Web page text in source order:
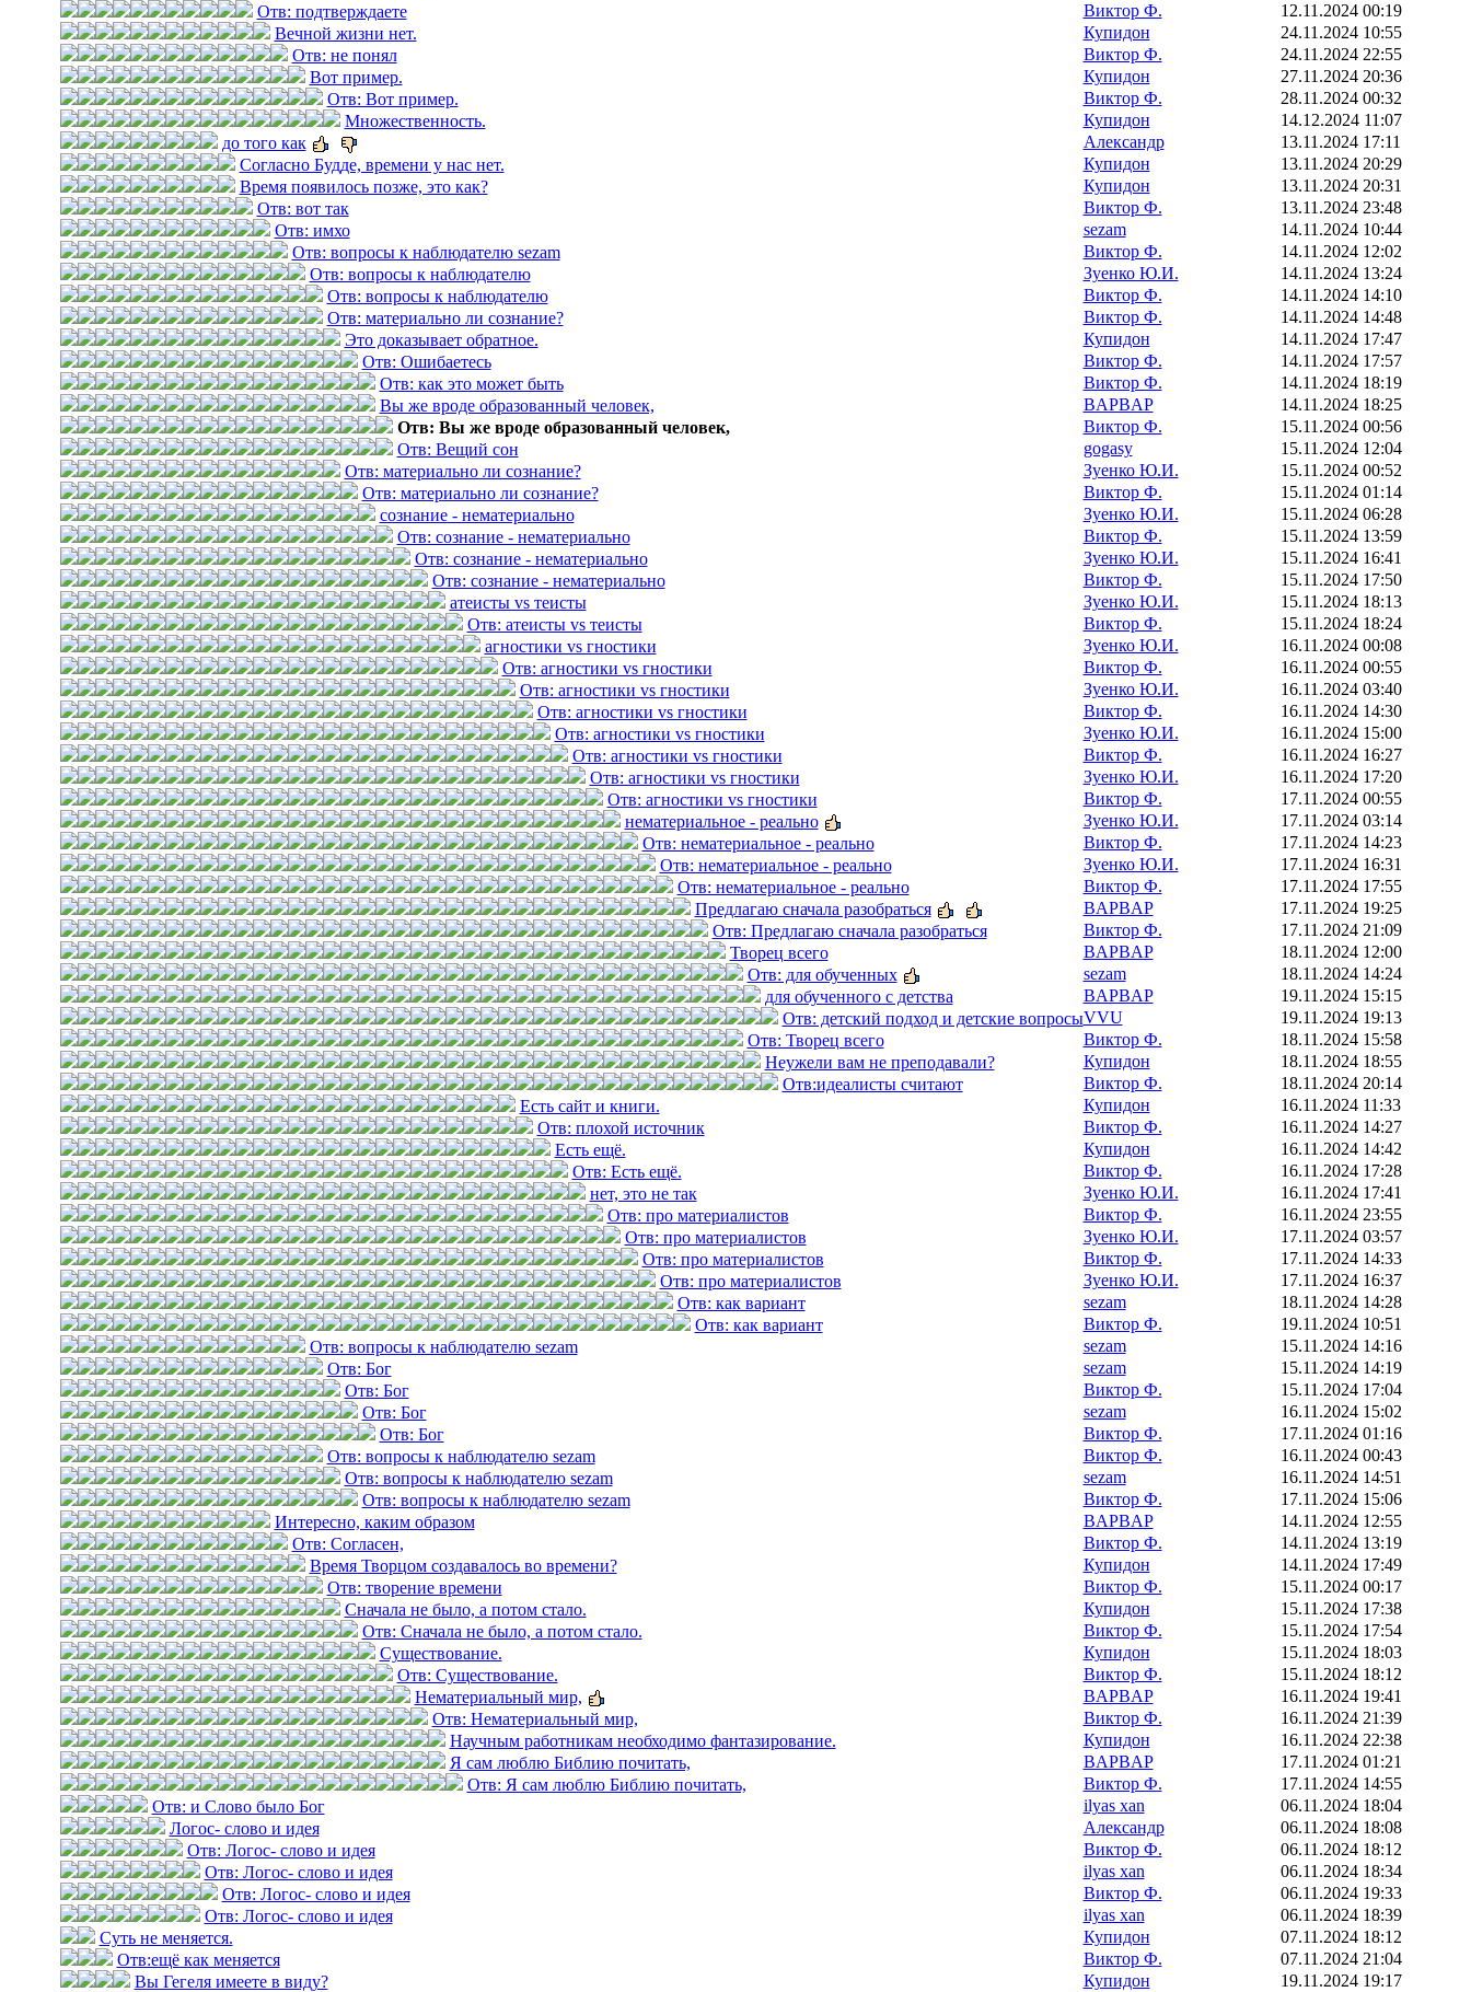
Отв: подтверждаете
Виктор Ф.
12.11.2024 00:19
Вечной жизни нет.
Купидон
24.11.2024 10:55
Отв: не понял
Виктор Ф.
24.11.2024 22:55
Вот пример.
Купидон
27.11.2024 20:36
Отв: Вот пример.
Виктор Ф.
28.11.2024 00:32
Множественность.
Купидон
14.12.2024 11:07
до того как
Александр
13.11.2024 17:11
Согласно Будде, времени у нас нет.
Купидон
13.11.2024 20:29
Время появилось позже, это как?
Купидон
13.11.2024 20:31
Отв: вот так
Виктор Ф.
13.11.2024 23:48
Отв: имхо
sezam
14.11.2024 10:44
Отв: вопросы к наблюдателю sezam
Виктор Ф.
14.11.2024 12:02
Отв: вопросы к наблюдателю
Зуенко Ю.И.
14.11.2024 13:24
Отв: вопросы к наблюдателю
Виктор Ф.
14.11.2024 14:10
Отв: материально ли сознание?
Виктор Ф.
14.11.2024 14:48
Это доказывает обратное.
Купидон
14.11.2024 17:47
Отв: Ошибаетесь
Виктор Ф.
14.11.2024 17:57
Отв: как это может быть
Виктор Ф.
14.11.2024 18:19
Вы же вроде образованный человек,
BAPBAP
14.11.2024 18:25
Отв: Вы же вроде образованный человек,
Виктор Ф.
15.11.2024 00:56
Отв: Вещий сон
gogasy
15.11.2024 12:04
Отв: материально ли сознание?
Зуенко Ю.И.
15.11.2024 00:52
Отв: материально ли сознание?
Виктор Ф.
15.11.2024 01:14
сознание - нематериально
Зуенко Ю.И.
15.11.2024 06:28
Отв: сознание - нематериально
Виктор Ф.
15.11.2024 13:59
Отв: сознание - нематериально
Зуенко Ю.И.
15.11.2024 16:41
Отв: сознание - нематериально
Виктор Ф.
15.11.2024 17:50
атеисты vs теисты
Зуенко Ю.И.
15.11.2024 18:13
Отв: атеисты vs теисты
Виктор Ф.
15.11.2024 18:24
агностики vs гностики
Зуенко Ю.И.
16.11.2024 00:08
Отв: агностики vs гностики
Виктор Ф.
16.11.2024 00:55
Отв: агностики vs гностики
Зуенко Ю.И.
16.11.2024 03:40
Отв: агностики vs гностики
Виктор Ф.
16.11.2024 14:30
Отв: агностики vs гностики
Зуенко Ю.И.
16.11.2024 15:00
Отв: агностики vs гностики
Виктор Ф.
16.11.2024 16:27
Отв: агностики vs гностики
Зуенко Ю.И.
16.11.2024 17:20
Отв: агностики vs гностики
Виктор Ф.
17.11.2024 00:55
нематериальное - реально
Зуенко Ю.И.
17.11.2024 03:14
Отв: нематериальное - реально
Виктор Ф.
17.11.2024 14:23
Отв: нематериальное - реально
Зуенко Ю.И.
17.11.2024 16:31
Отв: нематериальное - реально
Виктор Ф.
17.11.2024 17:55
Предлагаю сначала разобраться
BAPBAP
17.11.2024 19:25
Отв: Предлагаю сначала разобраться
Виктор Ф.
17.11.2024 21:09
Творец всего
BAPBAP
18.11.2024 12:00
Отв: для обученных
sezam
18.11.2024 14:24
для обученного с детства
BAPBAP
19.11.2024 15:15
Отв: детский подход и детские вопросыVVU
19.11.2024 19:13
Отв: Творец всего
Виктор Ф.
18.11.2024 15:58
Неужели вам не преподавали?
Купидон
18.11.2024 18:55
Отв:идеалисты считают
Виктор Ф.
18.11.2024 20:14
Есть сайт и книги.
Купидон
16.11.2024 11:33
Отв: плохой источник
Виктор Ф.
16.11.2024 14:27
Есть ещё.
Купидон
16.11.2024 14:42
Отв: Есть ещё.
Виктор Ф.
16.11.2024 17:28
нет, это не так
Зуенко Ю.И.
16.11.2024 17:41
Отв: про материалистов
Виктор Ф.
16.11.2024 23:55
Отв: про материалистов
Зуенко Ю.И.
17.11.2024 03:57
Отв: про материалистов
Виктор Ф.
17.11.2024 14:33
Отв: про материалистов
Зуенко Ю.И.
17.11.2024 16:37
Отв: как вариант
sezam
18.11.2024 14:28
Отв: как вариант
Виктор Ф.
19.11.2024 10:51
Отв: вопросы к наблюдателю sezam
sezam
15.11.2024 14:16
Отв: Бог
sezam
15.11.2024 14:19
Отв: Бог
Виктор Ф.
15.11.2024 17:04
Отв: Бог
sezam
16.11.2024 15:02
Отв: Бог
Виктор Ф.
17.11.2024 01:16
Отв: вопросы к наблюдателю sezam
Виктор Ф.
16.11.2024 00:43
Отв: вопросы к наблюдателю sezam
sezam
16.11.2024 14:51
Отв: вопросы к наблюдателю sezam
Виктор Ф.
17.11.2024 15:06
Интересно, каким образом
BAPBAP
14.11.2024 12:55
Отв: Согласен,
Виктор Ф.
14.11.2024 13:19
Время Творцом создавалось во времени?
Купидон
14.11.2024 17:49
Отв: творение времени
Виктор Ф.
15.11.2024 00:17
Сначала не было, а потом стало.
Купидон
15.11.2024 17:38
Отв: Сначала не было, а потом стало.
Виктор Ф.
15.11.2024 17:54
Существование.
Купидон
15.11.2024 18:03
Отв: Существование.
Виктор Ф.
15.11.2024 18:12
Нематериальный мир,
BAPBAP
16.11.2024 19:41
Отв: Нематериальный мир,
Виктор Ф.
16.11.2024 21:39
Научным работникам необходимо фантазирование.
Купидон
16.11.2024 22:38
Я сам люблю Библию почитать,
BAPBAP
17.11.2024 01:21
Отв: Я сам люблю Библию почитать,
Виктор Ф.
17.11.2024 14:55
Отв: и Слово было Бог
ilyas xan
06.11.2024 18:04
Логос- слово и идея
Александр
06.11.2024 18:08
Отв: Логос- слово и идея
Виктор Ф.
06.11.2024 18:12
Отв: Логос- слово и идея
ilyas xan
06.11.2024 18:34
Отв: Логос- слово и идея
Виктор Ф.
06.11.2024 19:33
Отв: Логос- слово и идея
ilyas xan
06.11.2024 18:39
Суть не меняется.
Купидон
07.11.2024 18:12
Отв:ещё как меняется
Виктор Ф.
07.11.2024 21:04
Вы Гегеля имеете в виду?
Купидон
19.11.2024 19:17